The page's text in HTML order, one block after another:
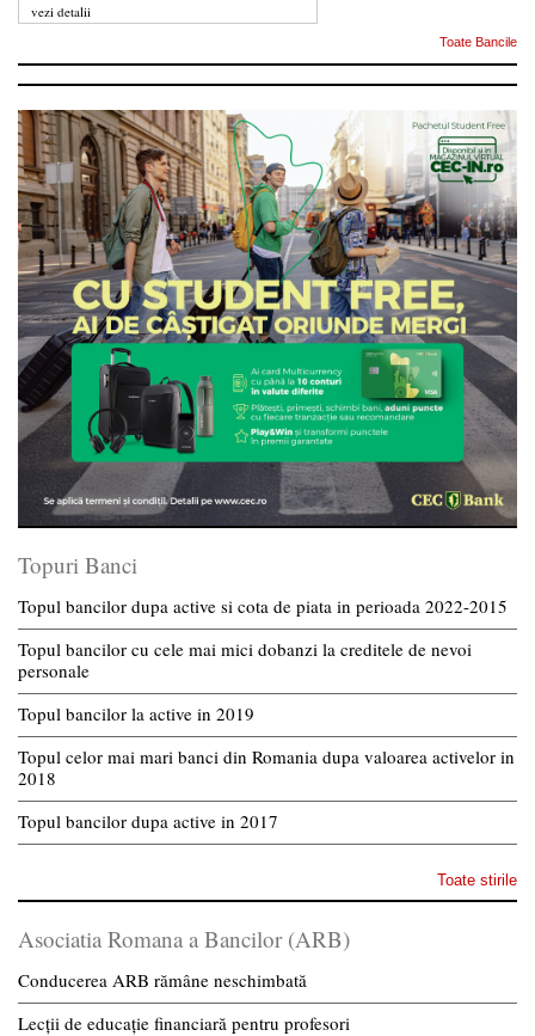
vezi detalii
Toate Bancile
Topuri Banci
Topul bancilor dupa active si cota de piata in perioada 2022-2015
Topul bancilor cu cele mai mici dobanzi la creditele de nevoi
personale
Topul bancilor la active in 2019
Topul celor mai mari banci din Romania dupa valoarea activelor in
2018
Topul bancilor dupa active in 2017
Toate stirile
Asociatia Romana a Bancilor (ARB)
Conducerea ARB rămâne neschimbată
Lecții de educație financiară pentru profesori